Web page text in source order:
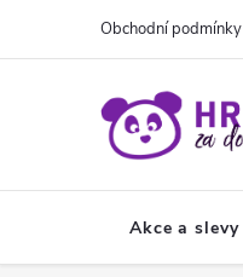
Obchodní podmínky
Akce a slevy